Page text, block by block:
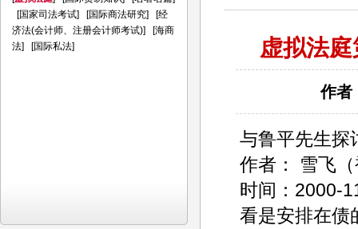
虚拟法
作者
与鲁平先生探
作者： 雪飞
时间：2000-
看是安排在债
[国家司法考试] [国际商法研究] [经
济法(会计师、注册会计师考试)] [海商
法] [国际私法]